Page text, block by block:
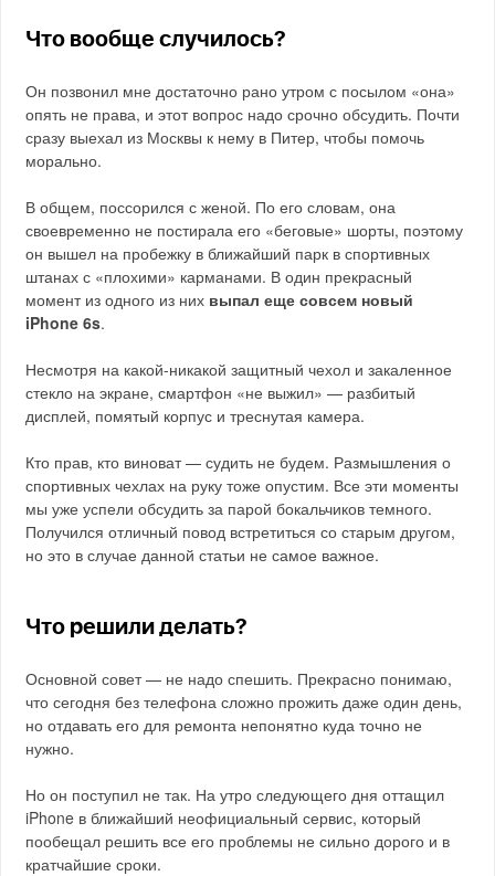
Что вообще случилось?
Он позвонил мне достаточно рано утром с посылом «она»
опять не права, и этот вопрос надо срочно обсудить. Почти
сразу выехал из Москвы к нему в Питер, чтобы помочь
морально.
В общем, поссорился с женой. По его словам, она
своевременно не постирала его «беговые» шорты, поэтому
он вышел на пробежку в ближайший парк в спортивных
штанах с «плохими» карманами. В один прекрасный
момент из одного из них выпал еще совсем новый
iPhone 6s.
Несмотря на какой-никакой защитный чехол и закаленное
стекло на экране, смартфон «не выжил» — разбитый
дисплей, помятый корпус и треснутая камера.
Кто прав, кто виноват — судить не будем. Размышления о
спортивных чехлах на руку тоже опустим. Все эти моменты
мы уже успели обсудить за парой бокальчиков темного.
Получился отличный повод встретиться со старым другом,
но это в случае данной статьи не самое важное.
Что решили делать?
Основной совет — не надо спешить. Прекрасно понимаю,
что сегодня без телефона сложно прожить даже один день,
но отдавать его для ремонта непонятно куда точно не
нужно.
Но он поступил не так. На утро следующего дня оттащил
iPhone в ближайший неофициальный сервис, который
пообещал решить все его проблемы не сильно дорого и в
кратчайшие сроки.